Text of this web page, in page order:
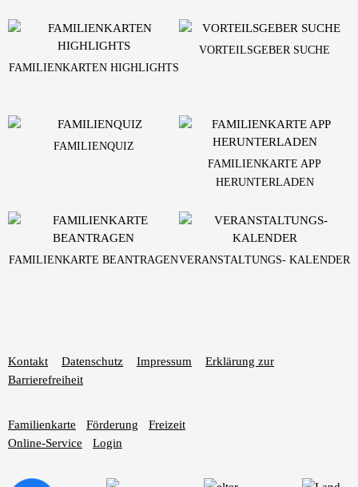
Kontakt Datenschutz Impressum
Erklärung zur
Barrierefreiheit
Familienkarte Förderung
Freizeit
Online-Service
Login
FAMILIENKARTEN HIGHLIGHTS
VORTEILSGEBER SUCHE
FAMILIENQUIZ
FAMILIENKARTE APP
HERUNTERLADEN
FAMILIENKARTE BEANTRAGENVERANSTALTUNGS- KALENDER